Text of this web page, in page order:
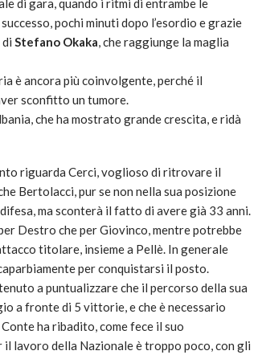
di gara, quando i ritmi di entrambe le
pochi minuti dopo l’esordio e grazie
Stefano Okaka, che raggiunge la maglia
è ancora più coinvolgente, perché il
sconfitto un tumore.
che ha mostrato grande crescita, e ridà
riguarda Cerci, voglioso di ritrovare il
Bertolacci, pur se non nella sua posizione
ma sconterà il fatto di avere già 33 anni.
Destro che per Giovinco, mentre potrebbe
titolare, insieme a Pellè. In generale
per conquistarsi il posto.
a puntualizzare che il percorso della sua
a fronte di 5 vittorie, e che è necessario
ha ribadito, come fece il suo
lavoro della Nazionale è troppo poco, con gli